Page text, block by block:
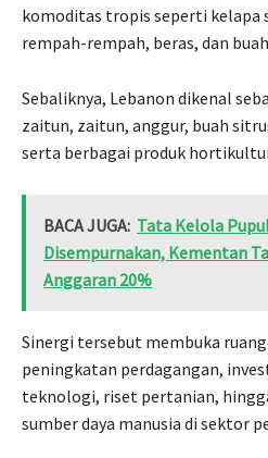
komoditas tropis seperti kelapa
rempah-rempah, beras, dan
Sebaliknya, Lebanon dikenal
zaitun, zaitun, anggur, buah
serta berbagai produk
BACA JUGA: Tata Kelola
Disempurnakan, Kementan
Anggaran 20%
Sinergi tersebut membuka
peningkatan perdagangan,
teknologi, riset pertanian,
sumber daya manusia di sektor